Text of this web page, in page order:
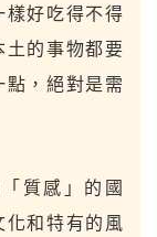
好吃得不得
的事物都要
，絕對是需
質感」的國
和特有的風